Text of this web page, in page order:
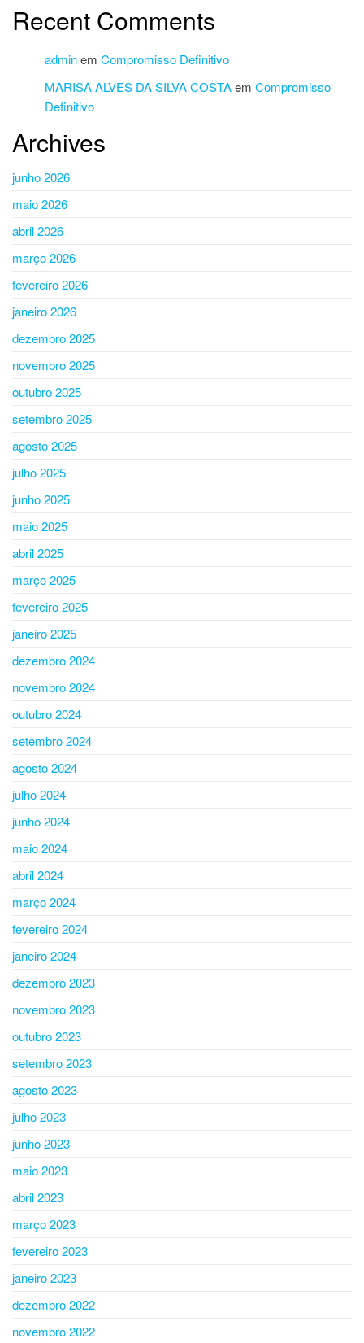
Recent Comments
adminem Compromisso Definitivo
MARISA ALVES DA SILVA COSTAem Compromisso
Definitivo
Archives
junho 2026
maio 2026
abril 2026
março 2026
fevereiro 2026
janeiro 2026
dezembro 2025
novembro 2025
outubro 2025
setembro 2025
agosto 2025
julho 2025
junho 2025
maio 2025
abril 2025
março 2025
fevereiro 2025
janeiro 2025
dezembro 2024
novembro 2024
outubro 2024
setembro 2024
agosto 2024
julho 2024
junho 2024
maio 2024
abril 2024
março 2024
fevereiro 2024
janeiro 2024
dezembro 2023
novembro 2023
outubro 2023
setembro 2023
agosto 2023
julho 2023
junho 2023
maio 2023
abril 2023
março 2023
fevereiro 2023
janeiro 2023
dezembro 2022
novembro 2022